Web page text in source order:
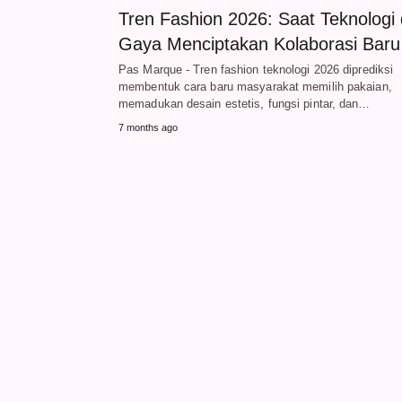
Tren Fashion 2026: Saat Teknologi
Gaya Menciptakan Kolaborasi Baru
Pas Marque - Tren fashion teknologi 2026 diprediksi
membentuk cara baru masyarakat memilih pakaian,
memadukan desain estetis, fungsi pintar, dan…
7 months ago